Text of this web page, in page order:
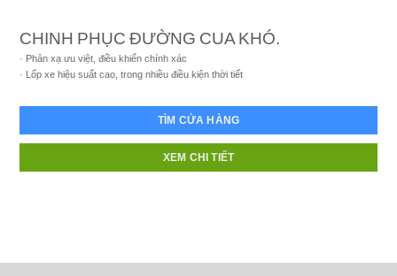
CHINH PHỤC ĐƯỜNG CUA KHÓ.
Phản xạ ưu việt, điều khiển chính xác
Lốp xe hiệu suất cao, trong nhiều điều kiện thời tiết
TÌM CỬA HÀNG
XEM CHI TIẾT